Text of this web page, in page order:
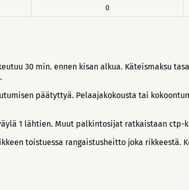
0
30 min. ennen kisan alkua. Käteismaksu
päätyttyä. Pelaajakokousta tai
1 lähtien. Muut palkintosijat ratkaistaan ctp-
toistuessa rangaistusheitto joka rikkeestä.